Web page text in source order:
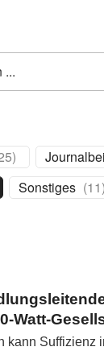
)
Sonstiges (11)
Watt-
kann Suffizienz